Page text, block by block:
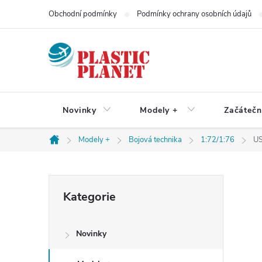
Obchodní podmínky Podmínky ochrany osobních údajů
Novinky Modely +
Domů
Modely + Bojová technika 1:72/1:76
s
kategorie
Kategorie
Novinky